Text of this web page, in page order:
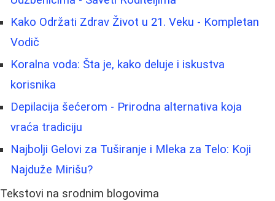
Kako Održati Zdrav Život u 21. Veku - Kompletan
Vodič
Koralna voda: Šta je, kako deluje i iskustva
korisnika
Depilacija šećerom - Prirodna alternativa koja
vraća tradiciju
Najbolji Gelovi za Tuširanje i Mleka za Telo: Koji
Najduže Mirišu?
Tekstovi na srodnim blogovima